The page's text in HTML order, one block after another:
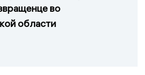
во
области